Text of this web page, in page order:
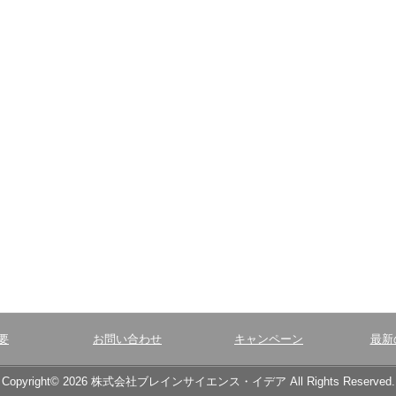
お問い合わせ キャンペーン 最新
Copyright© 2026 株式会社ブレインサイエンス・イデア All Rights Reserved.